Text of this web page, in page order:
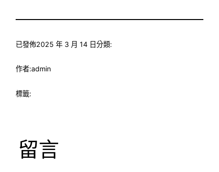
已發佈2025 年 3 月 14 日分類:
作者:admin
標籤:
留言